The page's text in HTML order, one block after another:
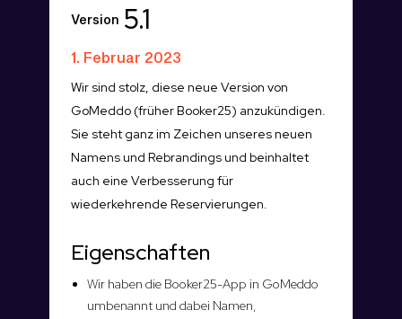
Version 5.1
1. Februar 2023
Wir sind stolz, diese neue Version von
GoMeddo (früher Booker25) anzukündigen.
Sie steht ganz im Zeichen unseres neuen
Namens und Rebrandings und beinhaltet
auch eine Verbesserung für
wiederkehrende Reservierungen.
Eigenschaften
Wir haben die Booker25-App in GoMeddo
umbenannt und dabei Namen,